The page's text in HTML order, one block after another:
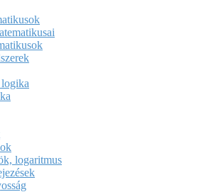
logaritmus